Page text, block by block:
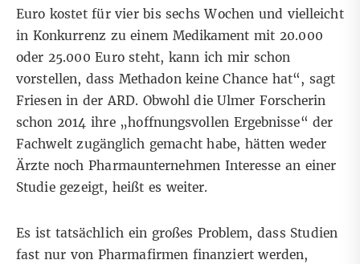
Euro kostet für vier bis sechs Wochen und vielleicht
in Konkurrenz zu einem Medikament mit 20.000
oder 25.000 Euro steht, kann ich mir schon
vorstellen, dass Methadon keine Chance hat“, sagt
Friesen in der ARD. Obwohl die Ulmer Forscherin
schon 2014 ihre „hoffnungsvollen Ergebnisse“ der
Fachwelt zugänglich gemacht habe, hätten weder
Ärzte noch Pharmaunternehmen Interesse an einer
Studie gezeigt, heißt es weiter.
Es ist tatsächlich ein großes Problem, dass Studien
fast nur von Pharmafirmen finanziert werden,